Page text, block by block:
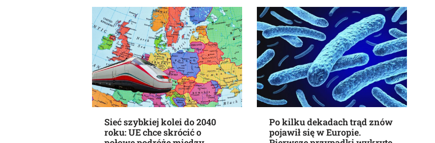
Sieć szybkiej kolei do 2040
roku: UE chce skrócić o
Po kilku dekadach trąd znów
pojawił się w Europie.